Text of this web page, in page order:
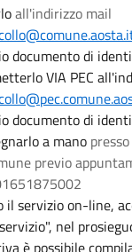
all'indirizzo mail
documento di
VIA PEC
documento di
a mano
previo
il servizio on-line,
nel
è possibile